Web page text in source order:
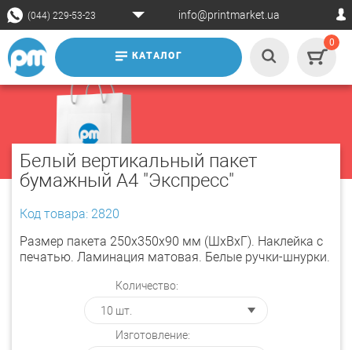
(044) 229-53-23 info@printmarket.ua
КАТАЛОГ
0
Белый вертикальный пакет
бумажный А4 "Экспресс"
Код товара: 2820
Размер пакета 250х350х90 мм (ШхВхГ). Наклейка с
печатью. Ламинация матовая. Белые ручки-шнурки.
Количество:
Изготовление: